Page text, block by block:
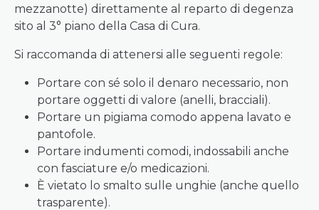
mezzanotte) direttamente al reparto di degenza
sito al 3° piano della Casa di Cura.
Si raccomanda di attenersi alle seguenti regole:
Portare con sé solo il denaro necessario, non
portare oggetti di valore (anelli, bracciali).
Portare un pigiama comodo appena lavato e
pantofole.
Portare indumenti comodi, indossabili anche
con fasciature e/o medicazioni.
È vietato lo smalto sulle unghie (anche quello
trasparente).